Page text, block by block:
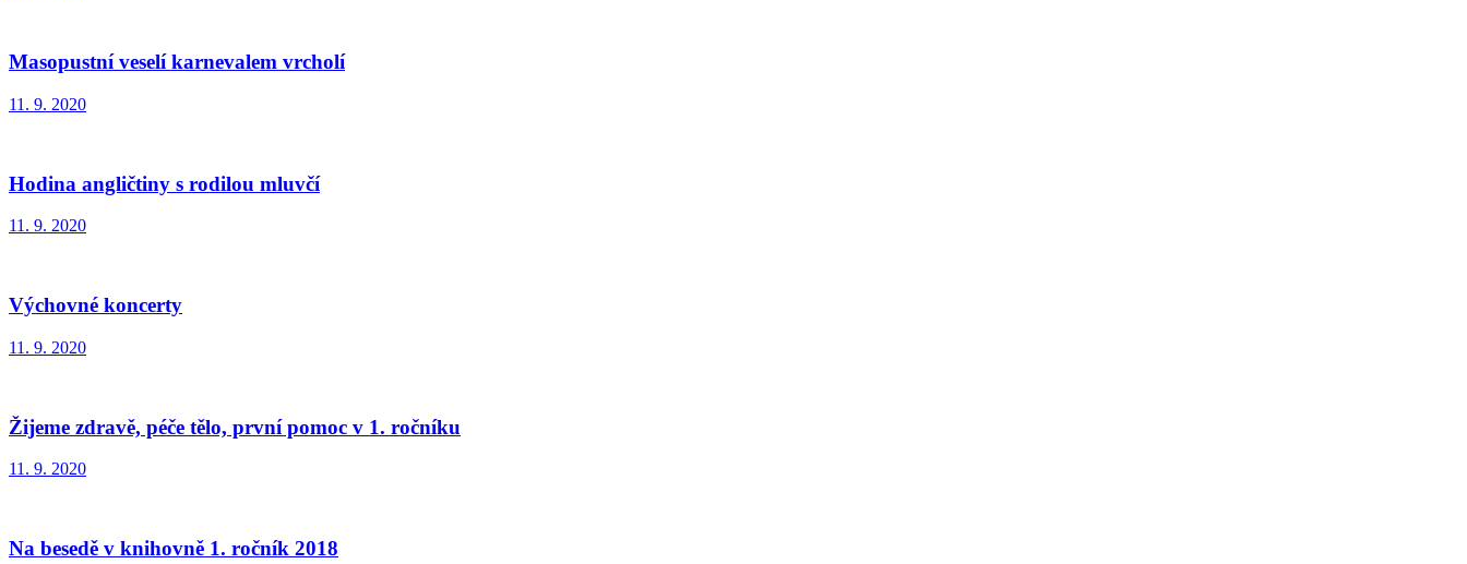
Masopustní veselí karnevalem vrcholí
11. 9. 2020
Hodina angličtiny s rodilou mluvčí
11. 9. 2020
Výchovné koncerty
11. 9. 2020
Žijeme zdravě, péče tělo, první pomoc v 1. ročníku
11. 9. 2020
Na besedě v knihovně 1. ročník 2018